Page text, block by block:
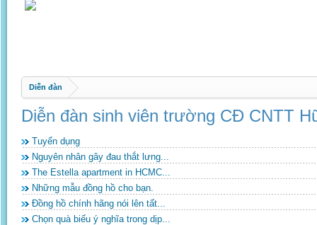
Diễn đàn
Diễn đàn sinh viên trường CĐ CNTT
Tuyển dụng
Nguyên nhân gây đau thắt lưng...
The Estella apartment in HCMC...
Những mẫu đồng hồ cho bạn.
Đồng hồ chính hãng nói lên tất...
Chọn quà biếu ý nghĩa trong dịp...